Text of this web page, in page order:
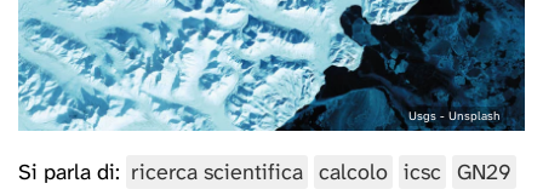
Usgs - Unsplash
Si parla di: ricerca scientifica calcolo icsc GN29